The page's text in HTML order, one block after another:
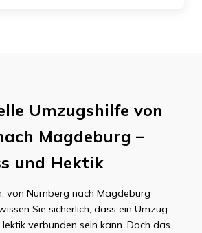
Umzugshilfe von
Magdeburg –
und Hektik
von Nürnberg nach Magdeburg
Sie sicherlich, dass ein Umzug
verbunden sein kann. Doch das